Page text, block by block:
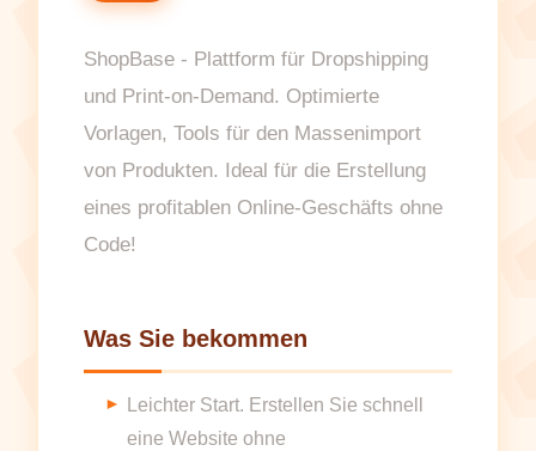
ShopBase - Plattform für Dropshipping
und Print-on-Demand. Optimierte
Vorlagen, Tools für den Massenimport
von Produkten. Ideal für die Erstellung
eines profitablen Online-Geschäfts ohne
Code!
Was Sie bekommen
Leichter Start. Erstellen Sie schnell
eine Website ohne